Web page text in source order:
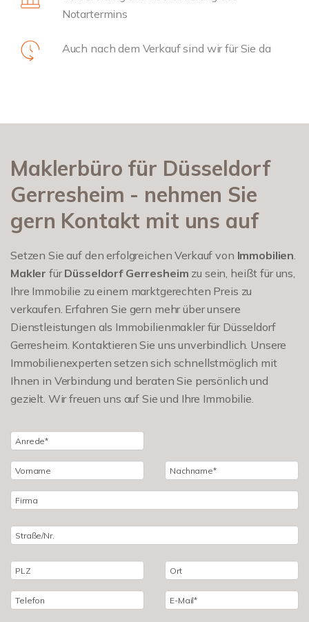
Notartermins
Auch nach dem Verkauf sind wir für Sie da
Maklerbüro für Düsseldorf
Gerresheim - nehmen Sie
gern Kontakt mit uns auf
Setzen Sie auf den erfolgreichen Verkauf von Immobilien.
Makler fürDüsseldorf Gerresheim zu sein, heißt für uns,
Ihre Immobilie zu einem marktgerechten Preis zu
verkaufen. Erfahren Sie gern mehr über unsere
Dienstleistungen als Immobilienmakler für Düsseldorf
Gerresheim. Kontaktieren Sie uns unverbindlich. Unsere
Immobilienexperten setzen sich schnellstmöglich mit
Ihnen in Verbindung und beraten Sie persönlich und
gezielt. Wir freuen uns auf Sie und Ihre Immobilie.